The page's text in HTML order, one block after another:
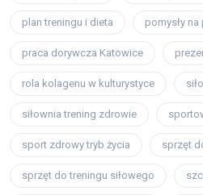
plan treningu i dieta pomysły
praca dorywcza Katowice
rola kolagenu w kulturystyce
siłownia trening zdrowie
sport zdrowy tryb życia sprzęt
sprzęt do treningu siłowego